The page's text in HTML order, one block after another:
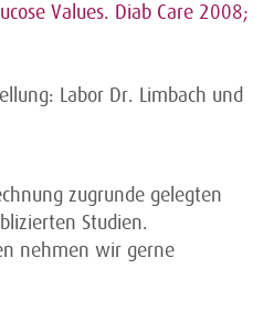
Values. Diab Care 2008;
Labor Dr. Limbach und
zugrunde gelegten
Studien.
nehmen wir gerne